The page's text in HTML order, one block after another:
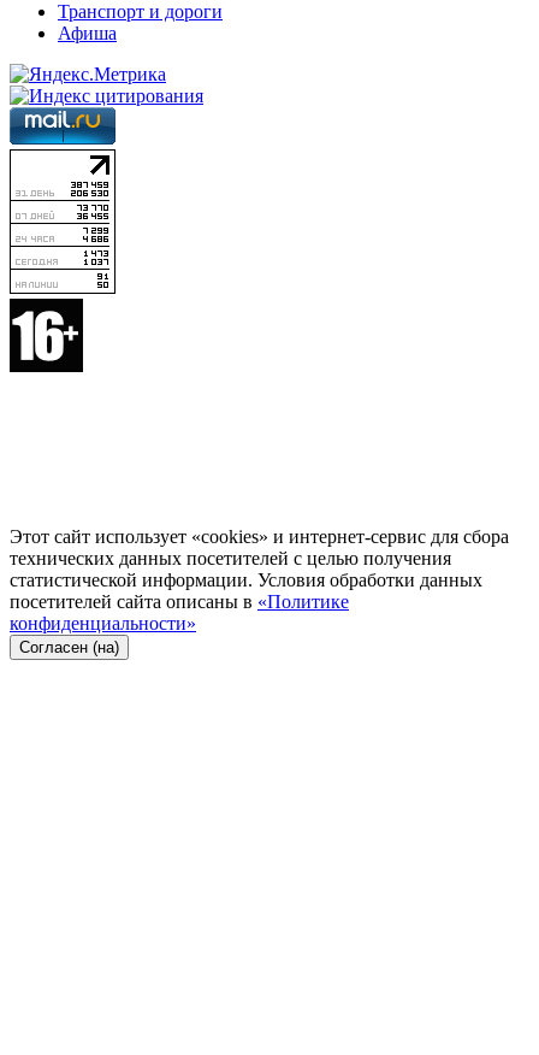
Транспорт и дороги
Афиша
Этот сайт использует «cookies» и интернет-сервис для сбора
технических данных посетителей с целью получения
статистической информации. Условия обработки данных
посетителей сайта описаны в «Политике
конфиденциальности»
Согласен (на)